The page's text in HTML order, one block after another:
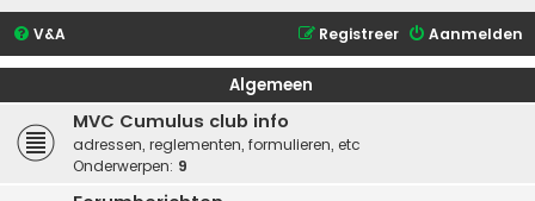
V&A Aanmelden
Registreer
Algemeen
MVC Cumulus club info
adressen, reglementen, formulieren, etc
Onderwerpen: 9